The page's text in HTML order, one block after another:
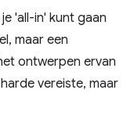
'all-in' kunt gaan
maar een
ontwerpen ervan
vereiste, maar